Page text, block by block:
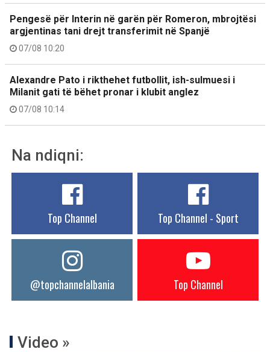
Pengesë për Interin në garën për Romeron, mbrojtësi
argjentinas tani drejt transferimit në Spanjë
07/08 10:20
Alexandre Pato i rikthehet futbollit, ish-sulmuesi i
Milanit gati të bëhet pronar i klubit anglez
07/08 10:14
Na ndiqni:
Top Channel Top Channel - Sport
@topchannelalbania Top Channel
Video »